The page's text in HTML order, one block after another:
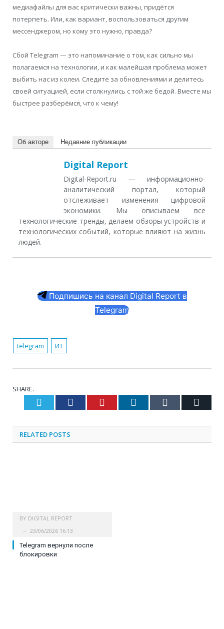
медиафайлы для вас критически важны, придётся
потерпеть. Или, как вариант, воспользоваться другим
мессенджером, но кому это нужно, правда?
Сбой Telegram — это напоминание о том, как сильно мы
полагаемся на технологии, и как малейшая проблема может
выбить нас из колеи. Следите за обновлениями и делитесь
своей ситуацией, если столкнулись с той же бедой. Вместе мы
быстрее разберёмся, что к чему!
Об авторе Недавние публикации
Digital Report
Digital-Report.ru — информационно-
аналитический портал, который
отслеживает изменения цифровой
экономики. Мы описываем все
технологические тренды, делаем обзоры устройств и
технологических событий, которые влияют на жизнь
людей.
Подпишись на канал Digital Report в
Telegram
telegram ИТ
SHARE.
Twitter Facebook Pinterest LinkedIn Tumblr
RELATED POSTS
BY DIGITAL REPORT
23/06/2026 16:13
Telegram вернули после
блокировки